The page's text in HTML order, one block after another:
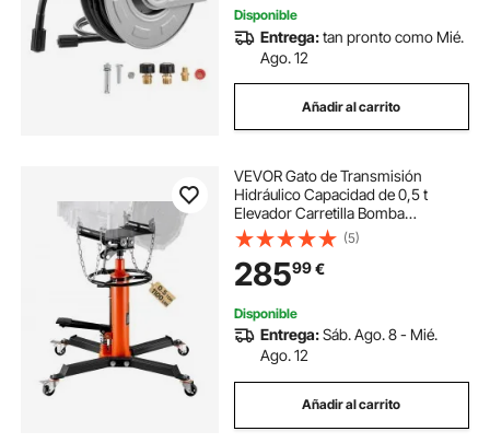
Disponible
Entrega:tan pronto como Mié.
Ago. 12
Añadir al carrito
VEVOR Gato de Transmisión
Hidráulico Capacidad de 0,5 t
Elevador Carretilla Bomba
Hidráulica de Pie de Elevación
Acero Naranja 85 x 65 x 85 cm
Gato Hidráulico Profesional Gato
Mecánico para Coches
(5)
28599€
Disponible
Entrega:Sáb. Ago. 8 - Mié.
Ago. 12
Añadir al carrito